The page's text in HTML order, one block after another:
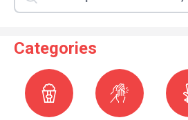
Categories